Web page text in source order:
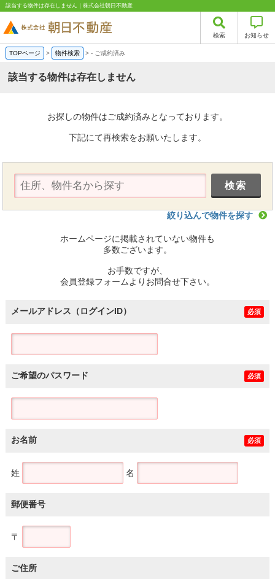
該当する物件は存在しません｜株式会社朝日不動産
検索 お知らせ
TOPページ > 物件検索 >- ご成約済み
該当する物件は存在しません
お探しの物件はご成約済みとなっております。
下記にて再検索をお願いたします。
絞り込んで物件を探す
ホームページに掲載されていない物件も
多数ございます。
お手数ですが、
会員登録フォームよりお問合せ下さい。
メールアドレス（ログインID） 必須
ご希望のパスワード 必須
お名前 必須
姓 名
郵便番号
〒
ご住所